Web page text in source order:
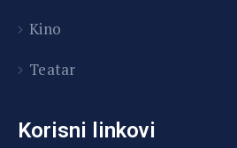
Kino
Teatar
Korisni linkovi